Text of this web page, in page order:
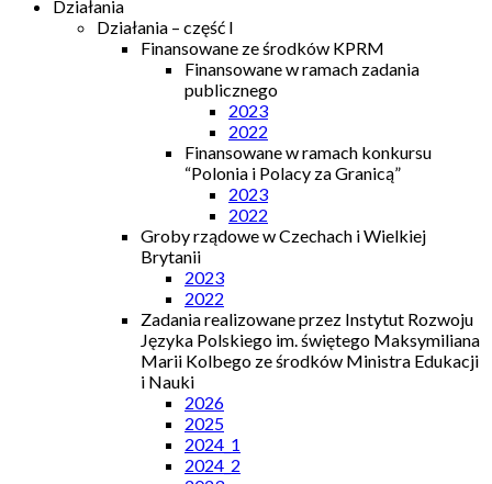
Działania
Działania – część I
Finansowane ze środków KPRM
Finansowane w ramach zadania
publicznego
2023
2022
Finansowane w ramach konkursu
“Polonia i Polacy za Granicą”
2023
2022
Groby rządowe w Czechach i Wielkiej
Brytanii
2023
2022
Zadania realizowane przez Instytut Rozwoju
Języka Polskiego im. świętego Maksymiliana
Marii Kolbego ze środków Ministra Edukacji
i Nauki
2026
2025
2024_1
2024_2